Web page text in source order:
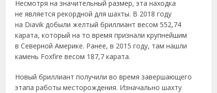
Несмотря на значительный размер, эта находка
не является рекордной для шахты. В 2018 году
на Diavik добыли желтый бриллиант весом 552,74
карата, который на то время признали крупнейшим
в Северной Америке. Ранее, в 2015 году, там нашли
камень Foxfire весом 187,7 карата.
Новый бриллиант получили во время завершающего
этапа работы месторождения. Изначально шахту